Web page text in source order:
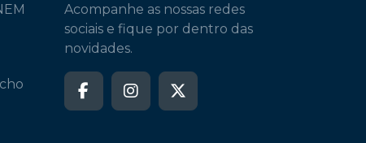
Acompanhe as nossas redes
sociais e fique por dentro das
novidades.